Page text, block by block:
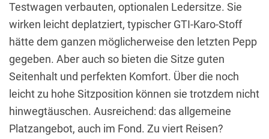
Testwagen verbauten, optionalen Ledersitze. Sie
wirken leicht deplatziert, typischer GTI-Karo-Stoff
hätte dem ganzen möglicherweise den letzten Pepp
gegeben. Aber auch so bieten die Sitze guten
Seitenhalt und perfekten Komfort. Über die noch
leicht zu hohe Sitzposition können sie trotzdem nicht
hinwegtäuschen. Ausreichend: das allgemeine
Platzangebot, auch im Fond. Zu viert Reisen?